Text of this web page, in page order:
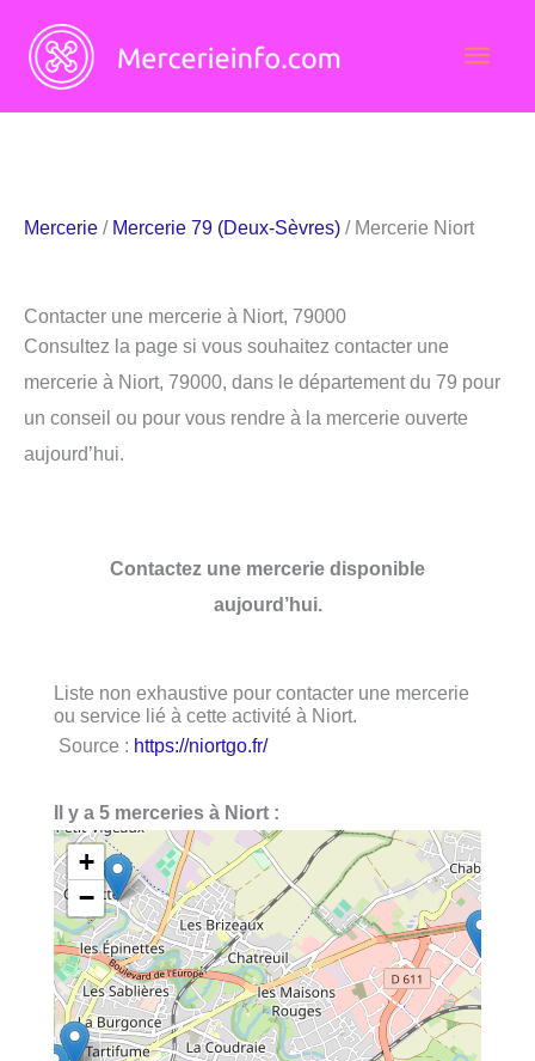
contenu
Mercerie / Mercerie 79 (Deux-Sèvres) / Mercerie Niort
Contacter une mercerie à Niort, 79000
Consultez la page si vous souhaitez contacter une
mercerie à Niort, 79000, dans le département du 79 pour
un conseil ou pour vous rendre à la mercerie ouverte
aujourd’hui.
Contactez une mercerie disponible
aujourd’hui.
Liste non exhaustive pour contacter une mercerie
ou service lié à cette activité à Niort.
Source : https://niortgo.fr/
Il y a 5 merceries à Niort :
+
−